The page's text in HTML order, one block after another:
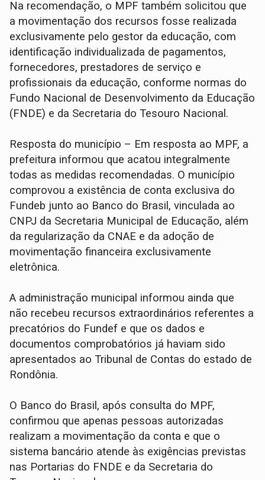
Na recomendação, o MPF também solicitou que
a movimentação dos recursos fosse realizada
exclusivamente pelo gestor da educação, com
identificação individualizada de pagamentos,
fornecedores, prestadores de serviço e
profissionais da educação, conforme normas do
Fundo Nacional de Desenvolvimento da Educação
(FNDE) e da Secretaria do Tesouro Nacional.
Resposta do município – Em resposta ao MPF, a
prefeitura informou que acatou integralmente
todas as medidas recomendadas. O município
comprovou a existência de conta exclusiva do
Fundeb junto ao Banco do Brasil, vinculada ao
CNPJ da Secretaria Municipal de Educação, além
da regularização da CNAE e da adoção de
movimentação financeira exclusivamente
eletrônica.
A administração municipal informou ainda que
não recebeu recursos extraordinários referentes a
precatórios do Fundef e que os dados e
documentos comprobatórios já haviam sido
apresentados ao Tribunal de Contas do estado de
Rondônia.
O Banco do Brasil, após consulta do MPF,
confirmou que apenas pessoas autorizadas
realizam a movimentação da conta e que o
sistema bancário atende às exigências previstas
nas Portarias do FNDE e da Secretaria do